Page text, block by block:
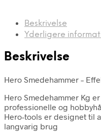
Beskrivelse
Yderligere
Beskrivelse
Hero Smedehammer –
Hero Smedehammer Kg
professionelle og
Hero-tools er designet til
langvarig brug